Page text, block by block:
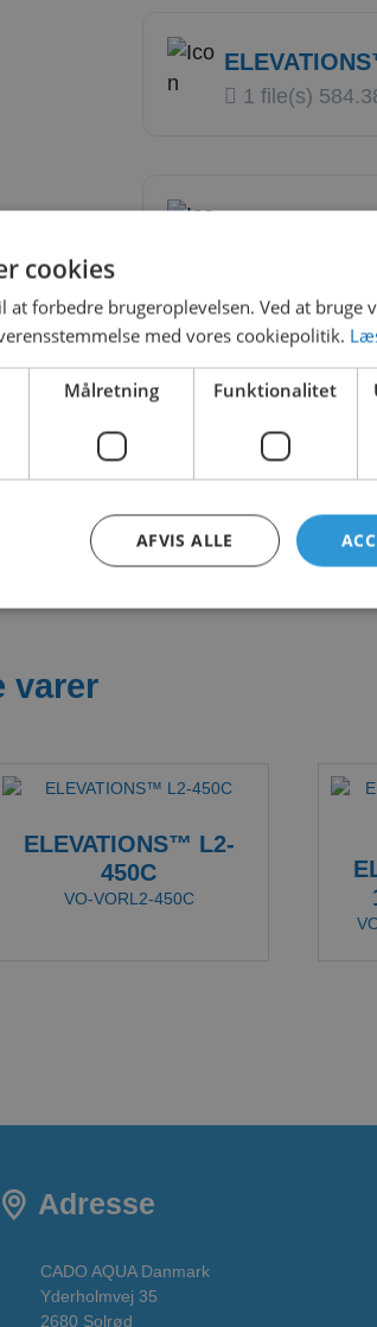
1 file(s)
Kontakta oss
varer
ELEVATIONS™ L2-
450C
VO-VORL2-450C
Adresse
CADO AQUA Danmark
Yderholmvej 35
2680 Solrød
cookies
at forbedre brugeroplevelsen. Ved at bruge
med vores cookiepolitik.
Målretning Funktionalitet
AFVIS ALLE